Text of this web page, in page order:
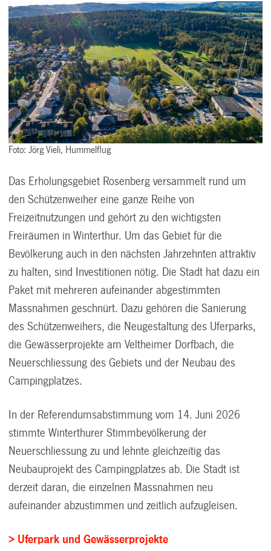
Foto: Jörg Vieli, Hummelflug
Das Erholungsgebiet Rosenberg versammelt rund um
den Schützenweiher eine ganze Reihe von
Freizeitnutzungen und gehört zu den wichtigsten
Freiräumen in Winterthur. Um das Gebiet für die
Bevölkerung auch in den nächsten Jahrzehnten attraktiv
zu halten, sind Investitionen nötig. Die Stadt hat dazu ein
Paket mit mehreren aufeinander abgestimmten
Massnahmen geschnürt. Dazu gehören die Sanierung
des Schützenweihers, die Neugestaltung des Uferparks,
die Gewässerprojekte am Veltheimer Dorfbach, die
Neuerschliessung des Gebiets und der Neubau des
Campingplatzes.
In der Referendumsabstimmung vom 14. Juni 2026
stimmte Winterthurer Stimmbevölkerung der
Neuerschliessung zu und lehnte gleichzeitig das
Neubauprojekt des Campingplatzes ab. Die Stadt ist
derzeit daran, die einzelnen Massnahmen neu
aufeinander abzustimmen und zeitlich aufzugleisen.
> Uferpark und Gewässerprojekte